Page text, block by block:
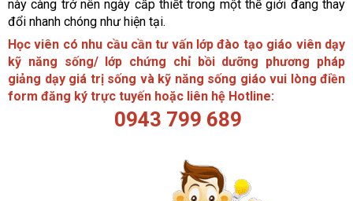
này càng trở nên ngày cấp thiết trong một thế giới đang thay
đổi nhanh chóng như hiện tại.
Học viên có nhu cầu cần tư vấn lớp đào tạo giáo viên dạy
kỹ năng sống/ lớp chứng chỉ bồi dưỡng phương pháp
giảng dạy giá trị sống và kỹ năng sống giáo vui lòng điền
form đăng ký trực tuyến hoặc liên hệ Hotline:
0943 799 689